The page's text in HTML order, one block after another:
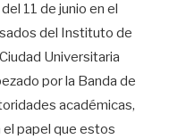
11 de junio en el
del Instituto de
Universitaria
por la Banda de
académicas,
papel que estos